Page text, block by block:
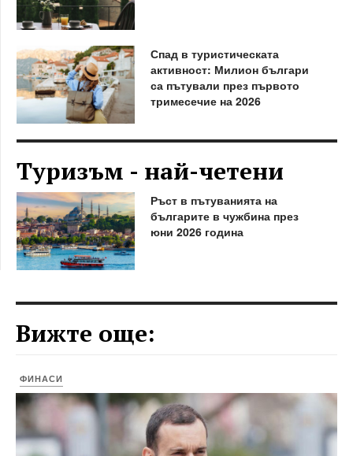
Спад в туристическата
активност: Милион българи
са пътували през първото
тримесечие на 2026
Туризъм - най-четени
Ръст в пътуванията на
българите в чужбина през
юни 2026 година
Вижте още:
ФИНАСИ